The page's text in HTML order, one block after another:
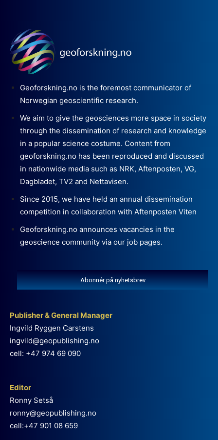
Geoforskning.no is the foremost communicator of
Norwegian geoscientific research.
We aim to give the geosciences more space in society
through the dissemination of research and knowledge
in a popular science costume. Content from
geoforskning.no has been reproduced and discussed
in nationwide media such as NRK, Aftenposten, VG,
Dagbladet, TV2 and Nettavisen.
Since 2015, we have held an annual dissemination
competition in collaboration with Aftenposten Viten
Geoforskning.no announces vacancies in the
geoscience community via our job pages.
Abonnér på nyhetsbrev
Publisher & General Manager
Ingvild Ryggen Carstens
ingvild@geopublishing.no
cell: +47 974 69 090
Editor
Ronny Setså
ronny@geopublishing.no
cell:+47 901 08 659